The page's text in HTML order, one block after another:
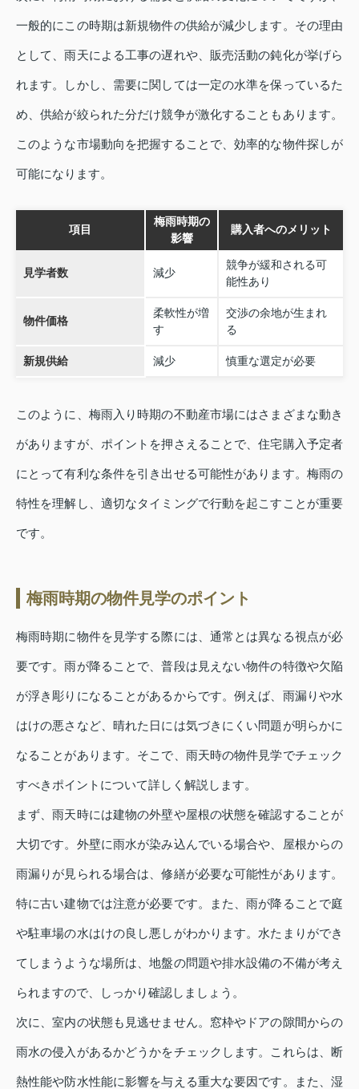
一般的にこの時期は新規物件の供給が減少します。その理由
として、雨天による工事の遅れや、販売活動の鈍化が挙げら
れます。しかし、需要に関しては一定の水準を保っているた
め、供給が絞られた分だけ競争が激化することもあります。
このような市場動向を把握することで、効率的な物件探しが
可能になります。
項目
梅雨時期の
影響
購入者へのメリット
見学者数 減少
競争が緩和される可
能性あり
物件価格
柔軟性が増
す
交渉の余地が生まれ
る
新規供給 減少 慎重な選定が必要
このように、梅雨入り時期の不動産市場にはさまざまな動き
がありますが、ポイントを押さえることで、住宅購入予定者
にとって有利な条件を引き出せる可能性があります。梅雨の
特性を理解し、適切なタイミングで行動を起こすことが重要
です。
梅雨時期の物件見学のポイント
梅雨時期に物件を見学する際には、通常とは異なる視点が必
要です。雨が降ることで、普段は見えない物件の特徴や欠陥
が浮き彫りになることがあるからです。例えば、雨漏りや水
はけの悪さなど、晴れた日には気づきにくい問題が明らかに
なることがあります。そこで、雨天時の物件見学でチェック
すべきポイントについて詳しく解説します。
まず、雨天時には建物の外壁や屋根の状態を確認することが
大切です。外壁に雨水が染み込んでいる場合や、屋根からの
雨漏りが見られる場合は、修繕が必要な可能性があります。
特に古い建物では注意が必要です。また、雨が降ることで庭
や駐車場の水はけの良し悪しがわかります。水たまりができ
てしまうような場所は、地盤の問題や排水設備の不備が考え
られますので、しっかり確認しましょう。
次に、室内の状態も見逃せません。窓枠やドアの隙間からの
雨水の侵入があるかどうかをチェックします。これらは、断
熱性能や防水性能に影響を与える重大な要因です。また、湿